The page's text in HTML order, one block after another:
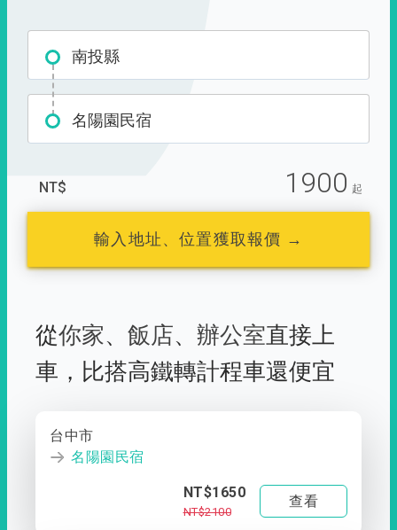
南投縣
名陽園民宿
NT$ 1900 起
輸入地址、位置獲取報價 →
從你家、 飯店、 辦公室直接上
車， 比搭高鐵轉計程車還便宜
台中市
名陽園民宿
NT$1650
NT$2100
查看